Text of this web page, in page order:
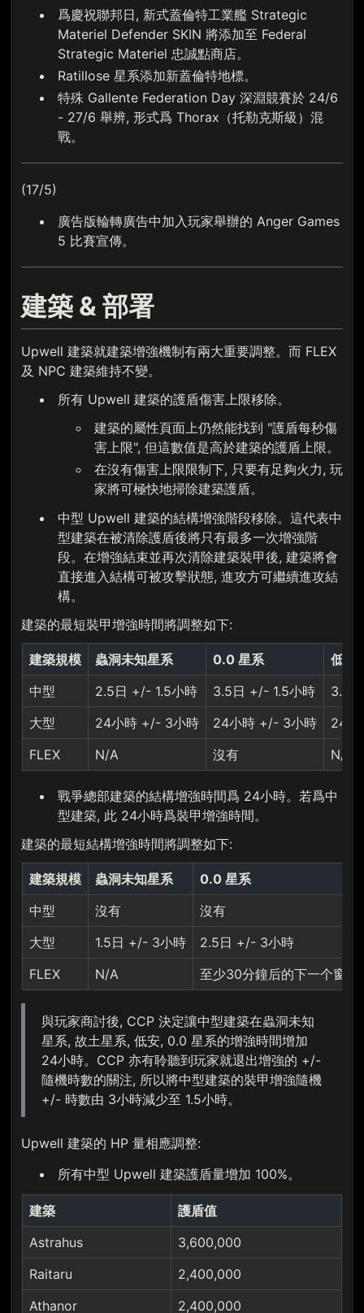
爲慶祝聯邦日, 新式蓋倫特工業艦 Strategic
Materiel Defender SKIN 將添加至 Federal
Strategic Materiel 忠誠點商店。
Ratillose 星系添加新蓋倫特地標。
特殊 Gallente Federation Day 深淵競賽於 24/6
- 27/6 舉辨, 形式爲 Thorax（托勒克斯級）混
戰。
(17/5)
廣告版輪轉廣告中加入玩家舉辦的 Anger Games
5 比賽宣傳。
建築 & 部署
Upwell 建築就建築增強機制有兩大重要調整。而 FLEX
及 NPC 建築維持不變。
所有 Upwell 建築的護盾傷害上限移除。
建築的屬性頁面上仍然能找到 "護盾每秒傷
害上限", 但這數值是高於建築的護盾上限。
在沒有傷害上限限制下, 只要有足夠火力, 玩
家將可極快地掃除建築護盾。
中型 Upwell 建築的結構增強階段移除。這代表中
型建築在被清除護盾後將只有最多一次增強階
段。在增強結束並再次清除建築裝甲後, 建築將會
直接進入結構可被攻擊狀態, 進攻方可繼續進攻結
構。
建築的最短裝甲增強時間將調整如下:
建築規模 蟲洞未知星系 0.0 星系
低安
中型
2.5日 +/- 1.5小時 3.5日 +/- 1.5小時
3.5
大型
24小時 +/- 3小時 24小時 +/- 3小時
24
FLEX
N/A 沒有 N/A
戰爭總部建築的結構增強時間爲 24小時。若爲中
型建築, 此 24小時爲裝甲增強時間。
建築的最短結構增強時間將調整如下:
建築規模 蟲洞未知星系
0.0 星系
中型
沒有
沒有
大型
1.5日 +/- 3小時
2.5日 +/- 3小時
FLEX
N/A 至少30分鐘后的下一个窗
與玩家商討後, CCP 決定讓中型建築在蟲洞未知
星系, 故土星系, 低安, 0.0 星系的增強時間增加
24小時。CCP 亦有聆聽到玩家就退出增強的 +/-
隨機時數的關注, 所以將中型建築的裝甲增強隨機
+/- 時數由 3小時減少至 1.5小時。
Upwell 建築的 HP 量相應調整:
所有中型 Upwell 建築護盾量增加 100%。
建築
護盾值
Astrahus
3,600,000
Raitaru
2,400,000
Athanor
2,400,000